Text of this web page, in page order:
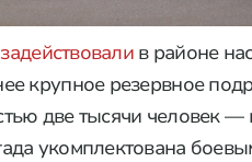
задействовали в районе
крупное резервное
две тысячи человек —
укомплектована